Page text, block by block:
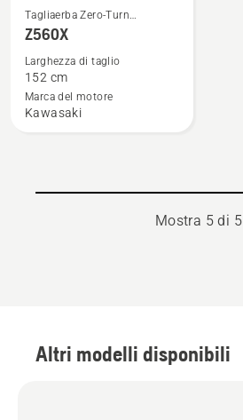
Vedi
maggiori
su
Z560X
Tagliaerba Zero-Turn
professionali
Z560X
Larghezza di taglio
152 cm
Marca del motore
Kawasaki
Mostra 5 di 5
Altri modelli disponibili